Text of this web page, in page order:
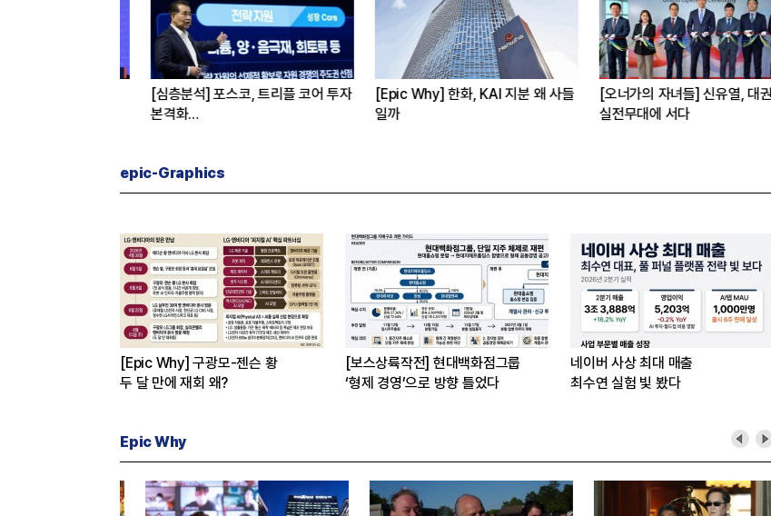
[심층분석] 포스코, 트리플 코어 투자
본격화
[Epic Why] 한화, KAI 지분 왜 사들
[오너가의 자녀들] 신유열, 대권 승계
실전무대에 서다
epic-Graphics
[Epic Why] 구광모-젠슨 황
두 달 만에 재회 왜?
[보스상륙작전] 현대백화점그룹
‘형제 경영’으로 방향 틀었다
네이버 사상 최대 매출
최수연 실험 빛 봤다
Epic Why